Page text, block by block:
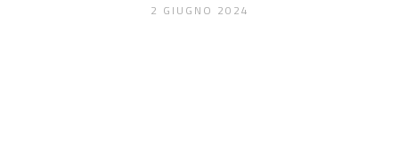
2 GIUGNO 2024